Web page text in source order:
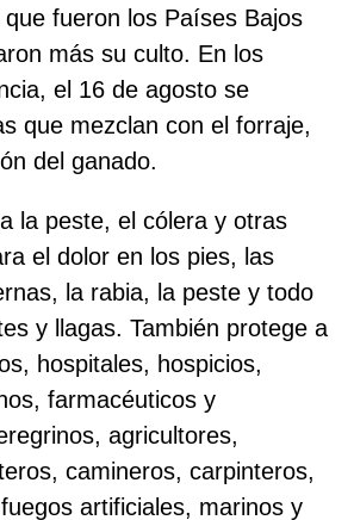
fueron los Países Bajos
más su culto. En los
el 16 de agosto se
que mezclan con el forraje,
del ganado.
la peste, el cólera y otras
el dolor en los pies, las
la rabia, la peste y todo
y llagas. También protege a
hospitales, hospicios,
farmacéuticos y
agricultores,
camineros, carpinteros,
artificiales, marinos y